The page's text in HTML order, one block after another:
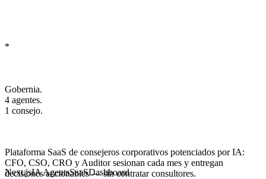
*
Gobernia.
4 agentes.
1 consejo.
Plataforma SaaS de consejeros corporativos potenciados por IA:
CFO, CSO, CRO y Auditorsesionan cada mes y entregan
decisiones accionables — sin contratar consultores.
Next.jsIA AgentsSaaSDashboard